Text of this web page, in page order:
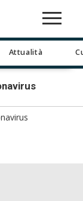
Attualità